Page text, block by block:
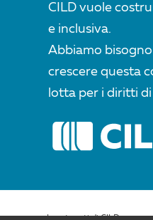
CILD vuole
e inclusiva.
Abbiamo
crescere questa
lotta per i diritti